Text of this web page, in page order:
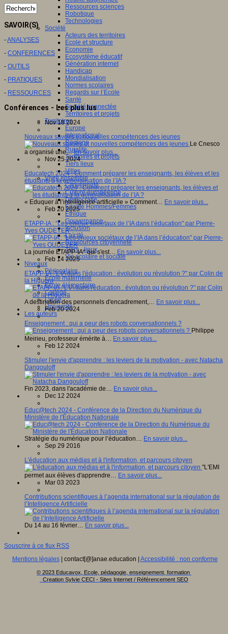
Ressources sciences
Robotique
Technologies
Société
Acteurs des territoires
Ecole et structure
Economie
Ecosystème éducatif
Génération internet
Handicap
Mondialisation
Normes scolaires
Regards sur l’Ecole
Santé
Société connectée
Territoires et projets
Territoires
Europe
International
Régions
Ruralité
Territoires et projets
Tiers lieux
Villes
Vivre ensemble
Citoyenneté
Culture européenne
Démocratie
Egalité Hommes/Femmes
Ethique
Gouvernance
Inclusion
Laïcité
Ressources citoyenneté
Tiers - lieux
Vie scolaire et sociale
Niveaux
Périscolaire
Ecole maternelle
Ecole élémentaire
Collège
Lycée
Université
Les auteurs
SAVOIR(S)
-ANALYSES
- CONFERENCES
- OUTILS
- PRATIQUES
- RESSOURCES
Conférences - Les plus lus
Nov 18 2024
Nouveaux savoirs et nouvelles compétences des jeunes
Le Cnesco
a organisé une…En savoir plus...
Nov 25 2024
Educatech 2024 : Comment préparer les enseignants, les élèves et les
étudiants à la généralisation de l’IA ?
« Eduquer à l’intelligence artificielle » Comment… En savoir plus...
Feb 20 2025
ETAPP-IA : "Les enjeux sociétaux de l’IA dans l’éducation" par Pierre-
Yves OUDEYER
La journée ETAPP-IA* qui s'est… En savoir plus...
Feb 14 2025
ETAPP-IA :"L'IA dans l'éducation : évolution ou révolution ?" par Colin de
la Higuera
A destination des personnels d'encadrement,… En savoir plus...
Feb 20 2024
Enseignement : qui a peur des robots conversationnels ?
Philippe
Meirieu, professeur émérite à… En savoir plus...
Feb 12 2024
Stimuler l'envie d'apprendre : les leviers de la motivation - avec Natacha
Dangouloff
Fin 2023, dans l'académie de… En savoir plus...
Dec 12 2024
Educ@tech 2024 - Conférence de la Direction du Numérique du
Ministère de l'Éducation Nationale
Stratégie du numérique pour l’éducation… En savoir plus...
Sep 29 2016
L'éducation aux médias et à l'information, et parcours citoyen
"L'EMI
permet aux élèves d'apprendre… En savoir plus...
Mar 03 2023
Contributions scientifiques à l’agenda international sur la régulation de
l’Intelligence Artificielle
Du 14 au 16 février… En savoir plus...
Souscrire à ce flux RSS
Mentions légales| contact[@]anae.education | Accessibilité : non conforme
© 2023 Educavox, Ecole, pédagogie, enseignement, formation
Creation Sylvie CECI - Sites Internet / Référencement SEO